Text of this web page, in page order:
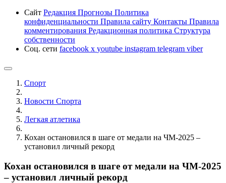
Сайт Редакция Прогнозы Политика
конфиденциальности Правила сайту Контакты Правила
комментирования Редакционная политика Структура
собственности
Соц. сети facebook x youtube instagram telegram viber
Спорт
Новости Cпорта
Легкая атлетика
Кохан остановился в шаге от медали на ЧМ-2025 –
установил личный рекорд
Кохан остановился в шаге от медали на ЧМ-2025
– установил личный рекорд